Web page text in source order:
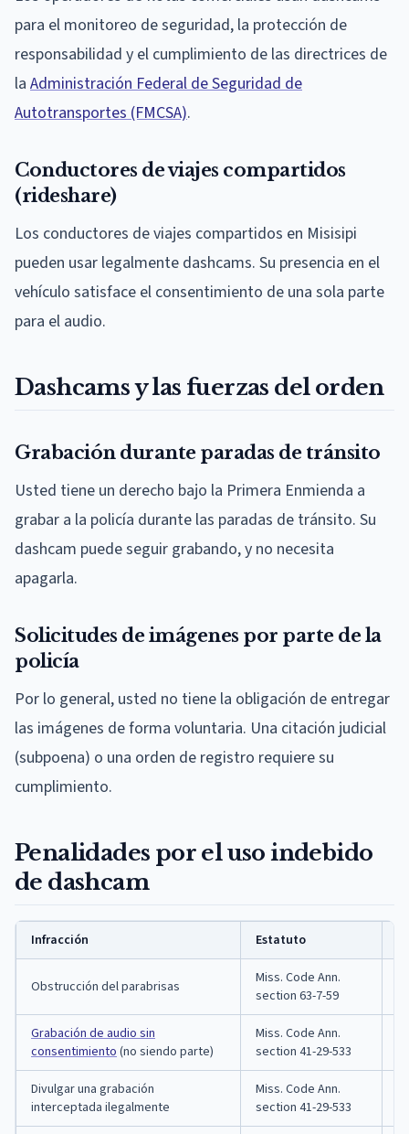
para el monitoreo de seguridad, la protección de
responsabilidad y el cumplimiento de las directrices de
la Administración Federal de Seguridad de
Autotransportes (FMCSA).
Conductores de viajes compartidos
(rideshare)
Los conductores de viajes compartidos en Misisipi
pueden usar legalmente dashcams. Su presencia en el
vehículo satisface el consentimiento de una sola parte
para el audio.
Dashcams y las fuerzas del orden
Grabación durante paradas de tránsito
Usted tiene un derecho bajo la Primera Enmienda a
grabar a la policía durante las paradas de tránsito. Su
dashcam puede seguir grabando, y no necesita
apagarla.
Solicitudes de imágenes por parte de la
policía
Por lo general, usted no tiene la obligación de entregar
las imágenes de forma voluntaria. Una citación judicial
(subpoena) o una orden de registro requiere su
cumplimiento.
Penalidades por el uso indebido
de dashcam
Infracción Estatuto
Obstrucción del parabrisas
Miss. Code Ann.
section 63-7-59
Grabación de audio sin
consentimiento (no siendo parte)
Miss. Code Ann.
section 41-29-533
Divulgar una grabación
interceptada ilegalmente
Miss. Code Ann.
section 41-29-533